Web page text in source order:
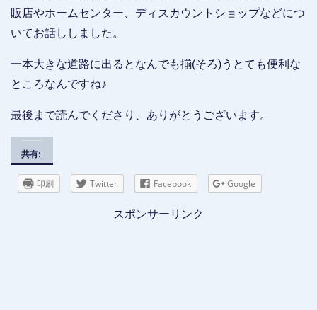
販店やホームセンター、ディスカウントショップなどにつ
いてお話ししました。
一本大きな道路に出るとなんでも揃(そろ)うとても便利な
ところなんですね♪
最後まで読んでくださり、ありがとうございます。
共有:
印刷 Twitter Facebook Google
スポンサーリンク